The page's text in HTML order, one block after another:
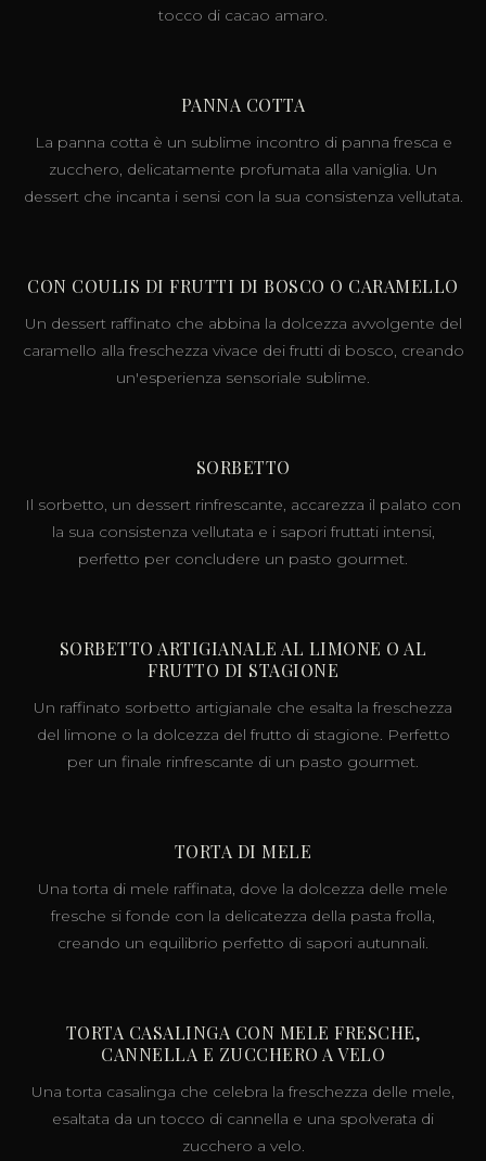
tocco di cacao amaro.
PANNA COTTA
La panna cotta è un sublime incontro di panna fresca e
zucchero, delicatamente profumata alla vaniglia. Un
dessert che incanta i sensi con la sua consistenza vellutata.
CON COULIS DI FRUTTI DI BOSCO O CARAMELLO
Un dessert raffinato che abbina la dolcezza avvolgente del
caramello alla freschezza vivace dei frutti di bosco, creando
un'esperienza sensoriale sublime.
SORBETTO
Il sorbetto, un dessert rinfrescante, accarezza il palato con
la sua consistenza vellutata e i sapori fruttati intensi,
perfetto per concludere un pasto gourmet.
SORBETTO ARTIGIANALE AL LIMONE O AL
FRUTTO DI STAGIONE
Un raffinato sorbetto artigianale che esalta la freschezza
del limone o la dolcezza del frutto di stagione. Perfetto
per un finale rinfrescante di un pasto gourmet.
TORTA DI MELE
Una torta di mele raffinata, dove la dolcezza delle mele
fresche si fonde con la delicatezza della pasta frolla,
creando un equilibrio perfetto di sapori autunnali.
TORTA CASALINGA CON MELE FRESCHE,
CANNELLA E ZUCCHERO A VELO
Una torta casalinga che celebra la freschezza delle mele,
esaltata da un tocco di cannella e una spolverata di
zucchero a velo.